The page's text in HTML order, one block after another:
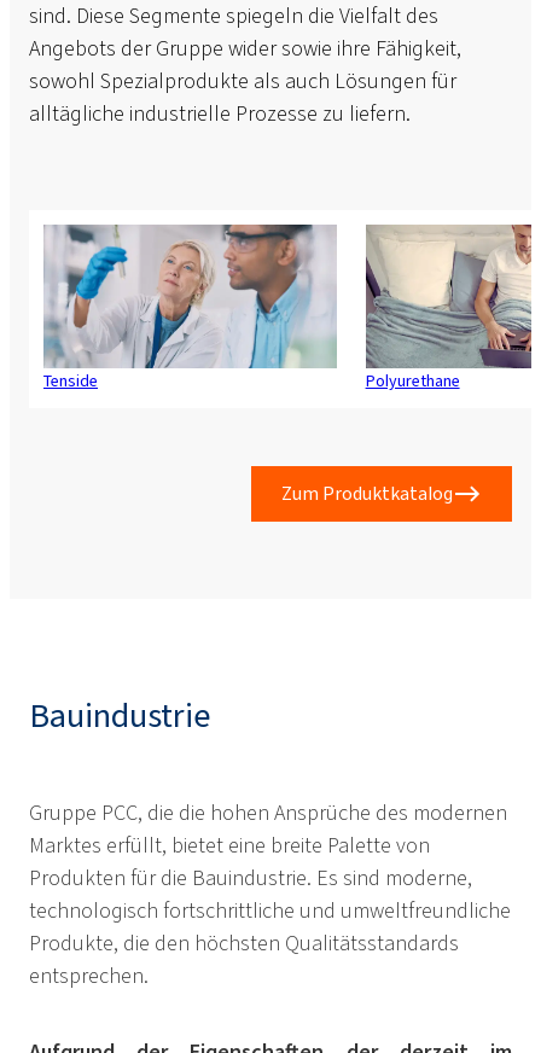
sind. Diese Segmente spiegeln die Vielfalt des
Angebots der Gruppe wider sowie ihre Fähigkeit,
sowohl Spezialprodukte als auch Lösungen für
alltägliche industrielle Prozesse zu liefern.
Tenside Polyurethane
Zum Produktkatalog
Bauindustrie
Gruppe PCC, die die hohen Ansprüche des modernen
Marktes erfüllt, bietet eine breite Palette von
Produkten für die Bauindustrie. Es sind moderne,
technologisch fortschrittliche und umweltfreundliche
Produkte, die den höchsten Qualitätsstandards
entsprechen.